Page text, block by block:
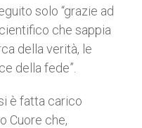
solo “grazie ad
che sappia
della verità, le
della fede”.
è fatta carico
Cuore che,